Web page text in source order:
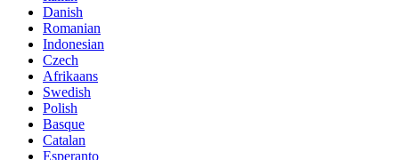
Danish
Romanian
Indonesian
Czech
Afrikaans
Swedish
Polish
Basque
Catalan
Esperanto